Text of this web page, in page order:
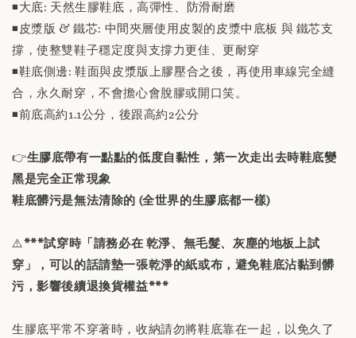
◾️大底: 天然生膠鞋底，高彈性、防滑耐磨
◾️皮漿版 & 鐵芯: 中間夾層使用皮製的皮漿中底板 與 鐵芯支
撐，使整雙鞋子穩定度與支撐力更佳、更耐穿
◾️鞋底側邊: 鞋面與皮漿版上膠壓合之後，再使用車線完全縫
合，永久耐穿，不會擔心會脫膠或開口笑。
◾️前底高約1.1公分，後跟高約2公分
👉生膠底帶有一點點的低度自黏性，第一次走出去時鞋底變
黑是完全正常現象
鞋底髒污是無法清除的 (全世界的生膠底都一樣)
⚠️***試穿時「請務必在 乾淨、無毛髮、灰塵的地板上試
穿」，可以的話請墊一張乾淨的紙或布，避免鞋底沾黏到髒
污，影響後續退換貨權益***
生膠底平常不穿著時，收納請勿將鞋底靠在一起，以免久了